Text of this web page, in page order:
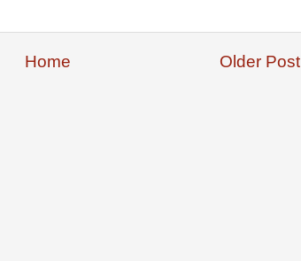
Older Post
Home